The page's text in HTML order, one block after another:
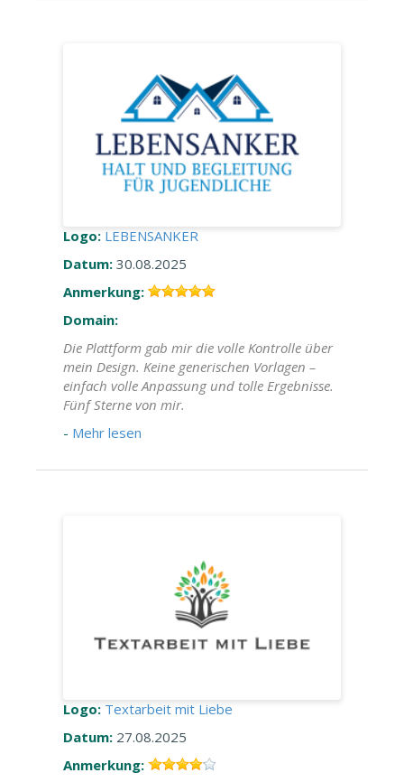
Logo: LEBENSANKER
Datum: 30.08.2025
Anmerkung:
Domain:
Die Plattform gab mir die volle Kontrolle über
mein Design. Keine generischen Vorlagen –
einfach volle Anpassung und tolle Ergebnisse.
Fünf Sterne von mir.
- Mehr lesen
Logo: Textarbeit mit Liebe
Datum: 27.08.2025
Anmerkung: